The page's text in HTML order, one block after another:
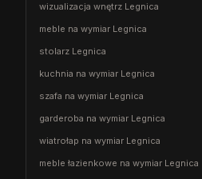
wizualizacja wnętrz Legnica
meble na wymiar Legnica
stolarz Legnica
kuchnia na wymiar Legnica
szafa na wymiar Legnica
garderoba na wymiar Legnica
wiatrołap na wymiar Legnica
meble łazienkowe na wymiar Legnica